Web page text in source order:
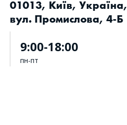
01013, Київ, Україна,
вул. Промислова, 4-Б
9:00-18:00
пн-пт